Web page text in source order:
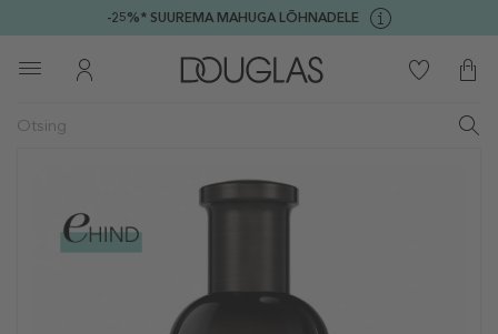
-25%* SUUREMA MAHUGA LÕHNADELE